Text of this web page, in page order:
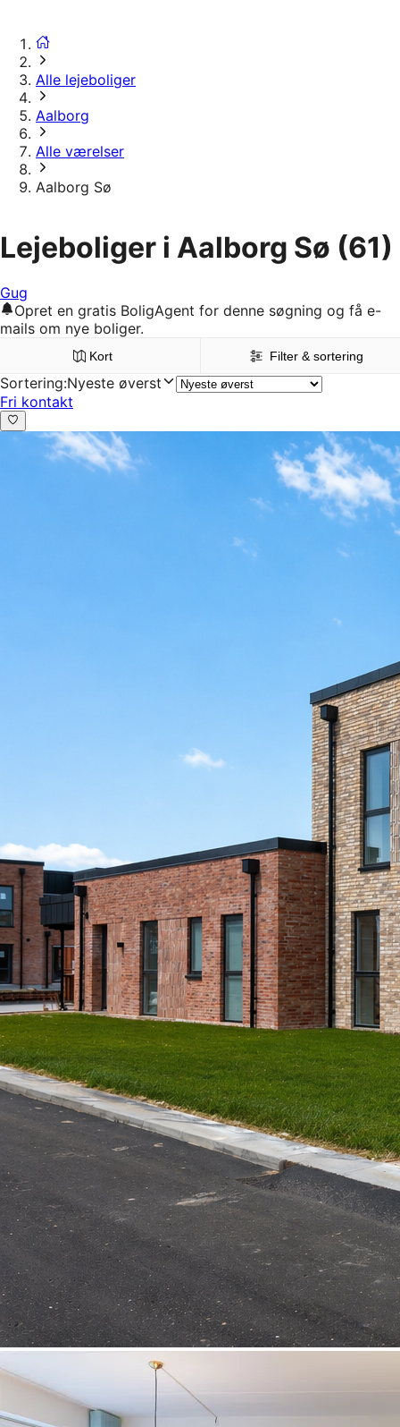
Alle lejeboliger
Aalborg
Alle værelser
Aalborg Sø
Lejeboliger i Aalborg Sø (61)
Gug
Opret en gratis BoligAgent for denne søgning og få e-
mails om nye boliger.
Kort Filter & sortering
Sortering:Nyeste øverst
Fri kontakt